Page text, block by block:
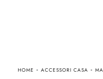
HOME - ACCESSORI CASA -